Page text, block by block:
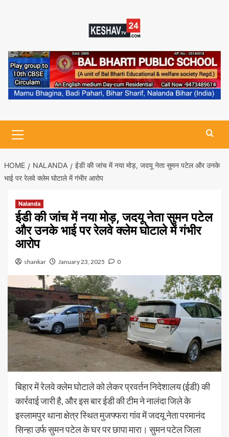
Menu
HOME NALANDA
ईडी की जांच में नया मोड़, जदयू नेता सुमन पटेल और उनके
भाई पर रेलवे क्लेम घोटाले में गंभीर आरोप
Nalanda
ईडी की जांच में नया मोड़, जदयू नेता सुमन पटेल
और उनके भाई पर रेलवे क्लेम घोटाले में गंभीर
आरोप
shankar January 23, 2025 0
बिहार में रेलवे क्लेम घोटाले को लेकर प्रवर्तन निदेशालय (ईडी) की
कार्रवाई जारी है, और इस बार ईडी की टीम ने नालंदा जिले के
इस्लामपुर थाना क्षेत्र स्थित मुजफ्फरा गांव में जदयू नेता परमानंद
सिन्हा उर्फ सुमन पटेल के घर पर छापा मारा। सुमन पटेल जिला